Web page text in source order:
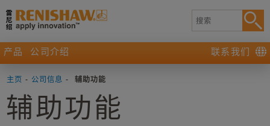
产品 公司介绍 联系我们
主页 - 公司信息 - 辅助功能
辅助功能